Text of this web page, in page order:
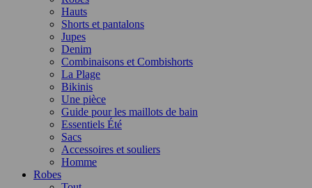
Hauts
Shorts et pantalons
Jupes
Denim
Combinaisons et Combishorts
La Plage
Bikinis
Une pièce
Guide pour les maillots de bain
Essentiels Été
Sacs
Accessoires et souliers
Homme
Robes